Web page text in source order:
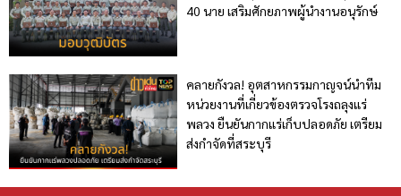
40 นาย เสริมศักยภาพผู้นำงานอนุรักษ์
คลายกังวล! อุตสาหกรรมกาญจน์นำทีม
หน่วยงานที่เกี่ยวข้องตรวจโรงถลุงแร่
พลวง ยืนยันกากแร่เก็บปลอดภัย เตรียม
ส่งกำจัดที่สระบุรี